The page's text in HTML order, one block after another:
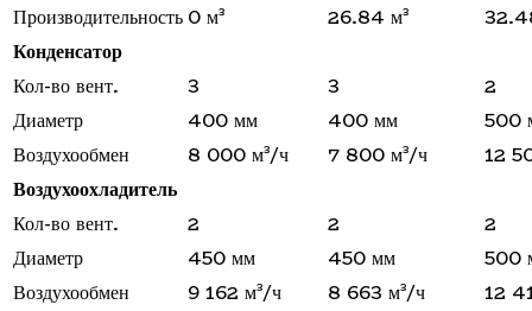
Производительность 0 м³ 26.84 м³
Конденсатор
Кол-во вент.
3 3
2
Диаметр
400 мм 400 мм
500
Воздухообмен
8 000 м³/ч 7 800 м³/ч
12
Воздухоохладитель
Кол-во вент.
2 2
2
Диаметр
450 мм 450 мм
500
Воздухообмен
9 162 м³/ч 8 663 м³/ч
12